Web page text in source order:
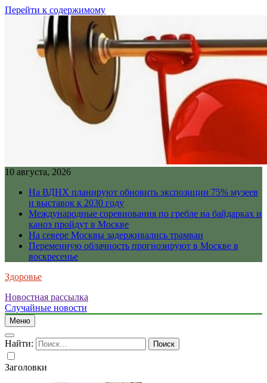
Перейти к содержимому
10 августа, 2026
На ВДНХ планируют обновить экспозиции 75% музеев
и выставок к 2030 году
Международные соревнования по гребле на байдарках и
каноэ пройдут в Москве
На севере Москвы задерживались трамваи
Переменную облачность прогнозируют в Москве в
воскресенье
Здоровье
Новостная рассылка
Случайные новости
Меню
Найти:
Заголовки